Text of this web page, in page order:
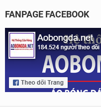
FANPAGE FACEBOOK